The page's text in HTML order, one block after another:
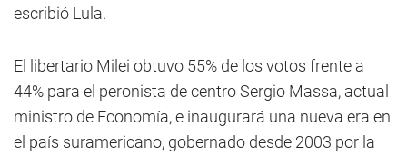
escribió Lula.
El libertario Milei obtuvo 55% de los votos frente a
44% para el peronista de centro Sergio Massa, actual
ministro de Economía, e inaugurará una nueva era en
el país suramericano, gobernado desde 2003 por la